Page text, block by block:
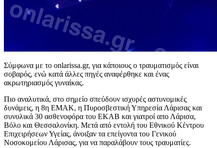
Σύμφωνα με το onlarissa.gr, για κάποιους ο τραυματισμός είναι
σοβαρός, ενώ κατά άλλες πηγές αναφέρθηκε και ένας
ακρωτηριασμός γυναίκας.
Πιο αναλυτικά, στο σημείο σπεύδουν ισχυρές αστυνομικές
δυνάμεις, η 8η ΕΜΑΚ, η Πυροσβεστική Υπηρεσία Λάρισας και
συνολικά 30 ασθενοφόρα του ΕΚΑΒ και γιατροί απο Λάρισα,
Βόλο και Θεσσαλονίκη. Μετά από εντολή του Εθνικού Κέντρου
Επιχειρήσεων Υγείας, άνοιξαν τα επείγοντα του Γενικού
Νοσοκομείου Λάρισας, για να παραλάβουν τους τραυματίες.